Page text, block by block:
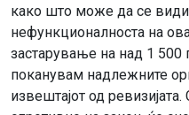
како што може да се
нефункционалноста на
застарување на над 1
поканувам надлежните
извештајот од